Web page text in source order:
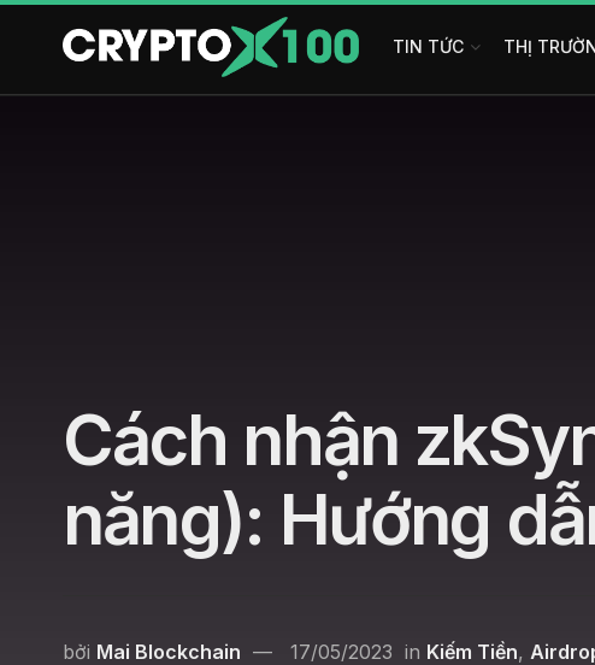
TIN TỨC THỊ
Cách nhận
năng): Hướng
bởi Mai Blockchain 17/05/2023 in Kiếm Tiền,